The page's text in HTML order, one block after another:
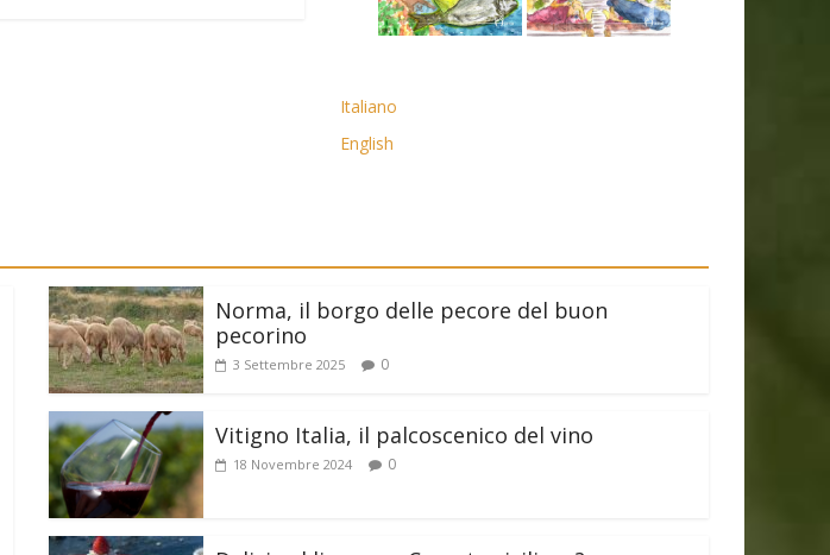
Italiano
English
Norma, il borgo delle pecore del buon
pecorino
3 Settembre 2025 0
Vitigno Italia, il palcoscenico del vino
18 Novembre 2024 0